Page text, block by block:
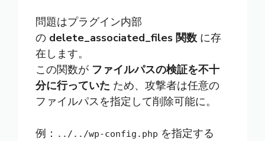
問題はプラグイン内部
の delete_associated_files 関数に存
在します。
この関数が ファイルパスの検証を不十
分に行っていた ため、攻撃者は任意の
ファイルパスを指定して削除可能に。
例： ../../wp-config.php を指定する